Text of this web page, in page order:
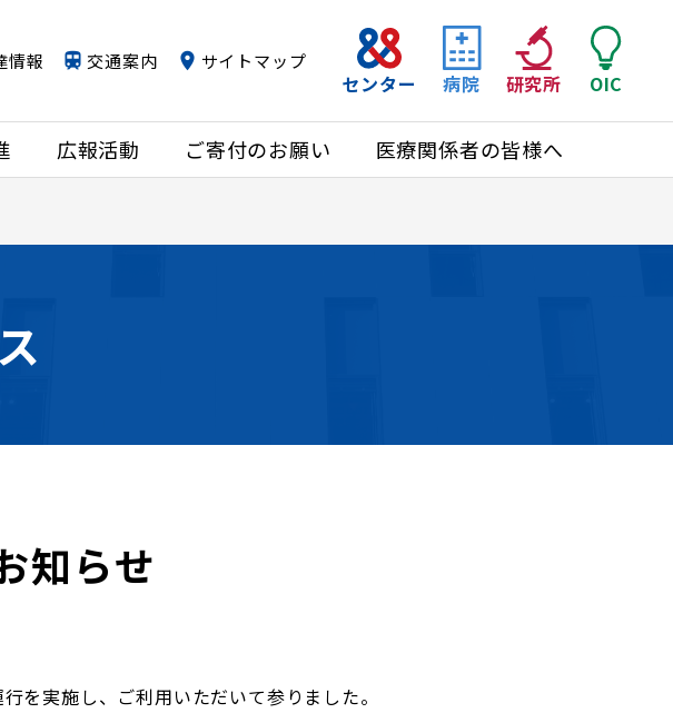
広報活動 ご寄付のお願い 医療関係者の皆様へ
センター 病院 研究所 OIC
情報 交通案内 サイトマップ
知らせ
を実施し、ご利用いただいて参りました。